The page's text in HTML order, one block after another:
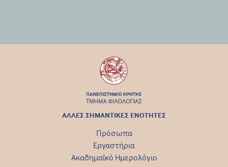
ΑΛΛΕΣ ΣΗΜΑΝΤΙΚΕΣ ΕΝΟΤΗΤΕΣ
Πρόσωπα
Εργαστήρια
Ακαδημαϊκό Ημερολόγιο